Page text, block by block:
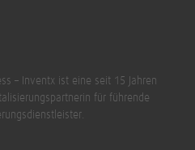
– Inventx ist eine seit 15 Jahren
für führende